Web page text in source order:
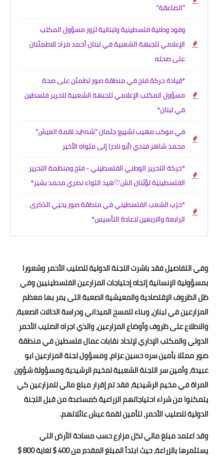
"الصاعقة"
وفود وطنية فلسطينية ولبنانية تزور مسؤول المكتب
الإعلامي للجبهة الشعبية في لبنان أحمد مراد للاطمئنان
على صحته
*قيادة حركة فتح في منطقة صور تطمئن على صحة
مسؤول المكتب الإعلامي للجبهة الشعبية لتحرير فلسطين
في لبنان*
في موكب مهيب تشييع جثمان "شهhيد لقمة العيش"
محمد شاهر فندي (أبو نادر) إلى مثواه الأخير
*حركة التحرير الوطني الفلسطيني - فتح ومنظمة التحرير
الفلسطينية تؤبّنان الش♡هيد اللواء نصري محمد بشير*
*حزب الشعب الفلسطيني في منطقة صور يحيي الذكرى
الرابعة والاربعين لاعادة التأسيس*
وفي التفاصيل فقد باشرت اللجنة الدولية للصليب الأحمر وشعورا
بمسؤولية الإنسانية إتجاه إحتياجات المزارعين الفلسطينيين وفي
ظل الظروف الإقتصادية والمعيشية الصعبة التى يمر بها معظم
المزارعين في لبنان، وبناء للمسح الميداني ودراسة الحالات الصعبة،
والاطلاع على ظروف وأوضاع المزارعين، والذي اجراه الصليب الأحمر
الدولي والمكتب الإداري لإتحاد نقابات عمال فلسطين في منطقة
صور ممثلا بأمين سره حسين عزام، ومسؤول لجنة المزارعين ابو
عبيدة، وأمين سر اللجنة الشعبية لمخيم الرشيدية ومسؤولة شؤون
المراة في مخيم الرشيدية، فقد تم إقرار مبلغ مالي للمزارعين كي
يتمكنوا من شراء احتياجاتهم الزراعية كمساعدة من قبل اللجنة
الدولية للصليب الأحمر، لتأمين لقمة عيش عائلاتهم.
وقد اعتمد مبلغ مالي لكل مزارع حسب مساحة الأرض التي
يستثمرها بالزراعة، حيث ابتدأ المبلغ المقدم من 400 $ لغاية 800 $